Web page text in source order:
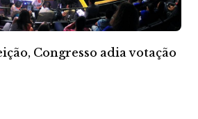
Congresso adia votação